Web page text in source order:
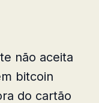
não aceita
bitcoin
do cartão